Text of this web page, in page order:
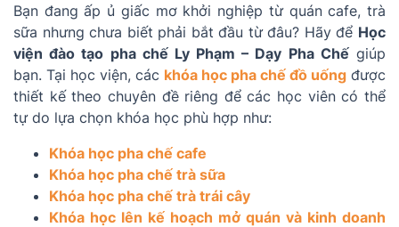
Bạn đang ấp ủ giấc mơ khởi nghiệp từ quán cafe, trà
sữa nhưng chưa biết phải bắt đầu từ đâu? Hãy để Học
viện đào tạo pha chế Ly Phạm – Dạy Pha Chếgiúp
bạn. Tại học viện, các khóa học pha chế đồ uống được
thiết kế theo chuyên đề riêng để các học viên có thể
tự do lựa chọn khóa học phù hợp như:
Khóa học pha chế cafe
Khóa học pha chế trà sữa
Khóa học pha chế trà trái cây
Khóa học lên kế hoạch mở quán và kinh doanh